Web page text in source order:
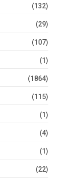
(132)
(29)
(107)
(1)
(1864)
(115)
(1)
(4)
(1)
(22)